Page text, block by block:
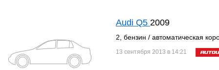
Audi Q5 2009
2, бензин / автоматическая
13 сентября 2013 в 14:21